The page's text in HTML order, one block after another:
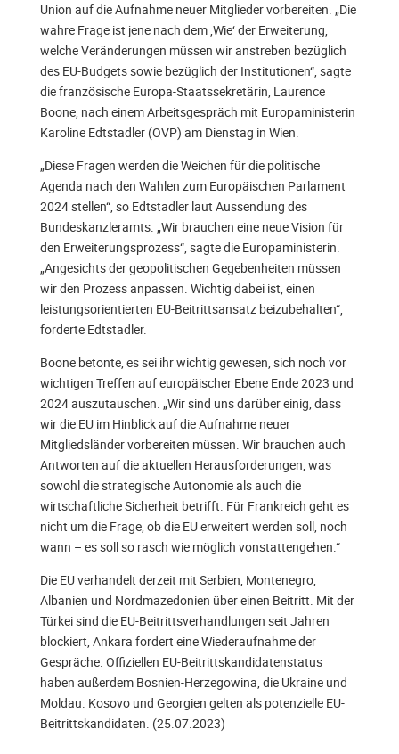
Union auf die Aufnahme neuer Mitglieder vorbereiten. „Die
wahre Frage ist jene nach dem ‚Wie‘ der Erweiterung,
welche Veränderungen müssen wir anstreben bezüglich
des EU-Budgets sowie bezüglich der Institutionen“, sagte
die französische Europa-Staatssekretärin, Laurence
Boone, nach einem Arbeitsgespräch mit Europaministerin
Karoline Edtstadler (ÖVP) am Dienstag in Wien.
„Diese Fragen werden die Weichen für die politische
Agenda nach den Wahlen zum Europäischen Parlament
2024 stellen“, so Edtstadler laut Aussendung des
Bundeskanzleramts. „Wir brauchen eine neue Vision für
den Erweiterungsprozess“, sagte die Europaministerin.
„Angesichts der geopolitischen Gegebenheiten müssen
wir den Prozess anpassen. Wichtig dabei ist, einen
leistungsorientierten EU-Beitrittsansatz beizubehalten“,
forderte Edtstadler.
Boone betonte, es sei ihr wichtig gewesen, sich noch vor
wichtigen Treffen auf europäischer Ebene Ende 2023 und
2024 auszutauschen. „Wir sind uns darüber einig, dass
wir die EU im Hinblick auf die Aufnahme neuer
Mitgliedsländer vorbereiten müssen. Wir brauchen auch
Antworten auf die aktuellen Herausforderungen, was
sowohl die strategische Autonomie als auch die
wirtschaftliche Sicherheit betrifft. Für Frankreich geht es
nicht um die Frage, ob die EU erweitert werden soll, noch
wann – es soll so rasch wie möglich vonstattengehen.“
Die EU verhandelt derzeit mit Serbien, Montenegro,
Albanien und Nordmazedonien über einen Beitritt. Mit der
Türkei sind die EU-Beitrittsverhandlungen seit Jahren
blockiert, Ankara fordert eine Wiederaufnahme der
Gespräche. Offiziellen EU-Beitrittskandidatenstatus
haben außerdem Bosnien-Herzegowina, die Ukraine und
Moldau. Kosovo und Georgien gelten als potenzielle EU-
Beitrittskandidaten. (25.07.2023)